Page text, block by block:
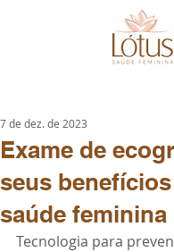
Exame de
seus
saúde feminina
7 de dez. de 2023
Tecnologia para